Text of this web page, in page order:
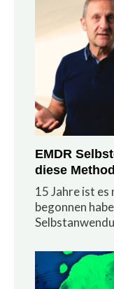
EMDR
diese
15 Jahre ist es
begonnen